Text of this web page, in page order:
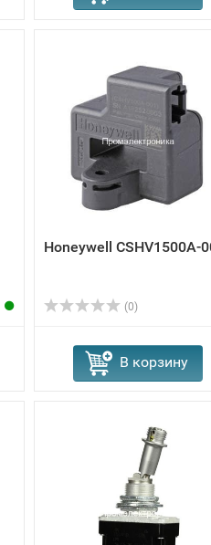
Honeywell CSHV1500A-
(0)
В корзину